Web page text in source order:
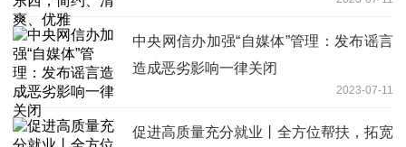
中央网信办加强“自媒体”管理：发布谣言
造成恶劣影响一律关闭
2023-07-11
促进高质量充分就业丨全方位帮扶，拓宽